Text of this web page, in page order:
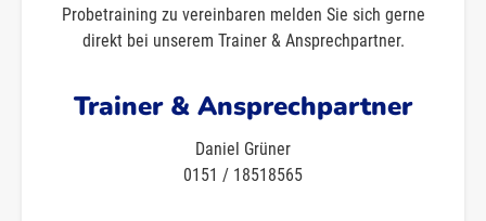
Probetraining zu vereinbaren melden Sie sich gerne
direkt bei unserem Trainer & Ansprechpartner.
Trainer & Ansprechpartner
Daniel Grüner
0151 / 18518565